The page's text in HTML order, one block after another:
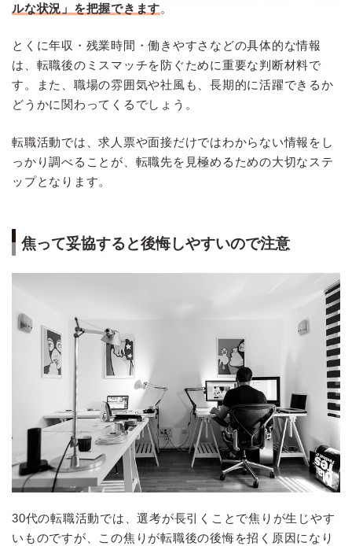
ルな状況」を把握できます。
とくに年収・残業時間・働きやすさなどの具体的な情報
は、転職後のミスマッチを防ぐために重要な判断材料で
す。また、職場の雰囲気や社風も、長期的に活躍できるか
どうかに関わってくるでしょう。
転職活動では、求人票や面接だけではわからない情報をし
っかり調べることが、転職先を見極めるための大切なステ
ップとなります。
焦って妥協すると後悔しやすいので注意
30代の転職活動では、選考が長引くことで焦りが生じやす
いものですが、この焦りが転職後の後悔を招く原因になり